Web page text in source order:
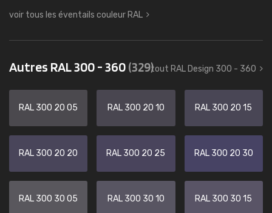
voir tous les éventails couleur RAL
Autres RAL 300 - 360(329)tout RAL Design 300 - 360
RAL 300 20 05 RAL 300 20 10 RAL 300 20 15
RAL 300 20 20 RAL 300 20 25 RAL 300 20 30
RAL 300 30 05 RAL 300 30 10 RAL 300 30 15